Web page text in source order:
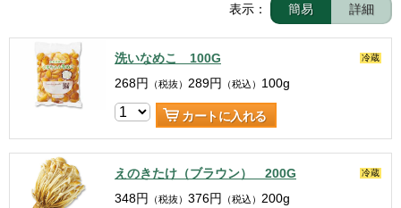
表示： 簡易 詳細
洗いなめこ 100G 冷蔵
268円 （税抜） 289円 （税込） 100g
カートに入れる
えのきたけ（ブラウン） 200G 冷蔵
348円 （税抜） 376円 （税込） 200g